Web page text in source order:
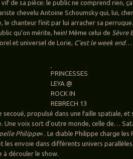
de sa pièce: le public ne comprend rien,
chevelu Antoine Schoumsky qui, lui,
le chanteur finit par lui arracher sa
qu’on mérite, hein! Même celui de Sèvre
et universel de Lorie, C’est le week end…
PRINCESSES
LEYA @
ROCK IN
REBRECH 13
secoué, propulsé dans une faille spatiale, et
Une voix sort d’outre monde, celle de…
Philippe« . Le diable Philippe charge les
les envoie dans différents univers
à dérouler le show.